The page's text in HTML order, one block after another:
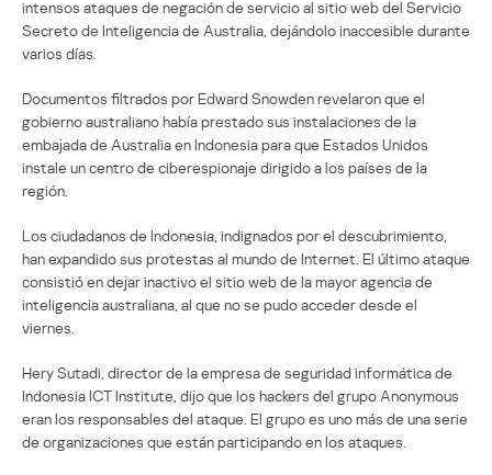
intensos ataques de negación de servicio al sitio web del Servicio
Secreto de Inteligencia de Australia, dejándolo inaccesible durante
varios días.
Documentos filtrados por Edward Snowden revelaron que el
gobierno australiano había prestado sus instalaciones de la
embajada de Australia en Indonesia para que Estados Unidos
instale un centro de ciberespionaje dirigido a los países de la
región.
Los ciudadanos de Indonesia, indignados por el descubrimiento,
han expandido sus protestas al mundo de Internet. El último ataque
consistió en dejar inactivo el sitio web de la mayor agencia de
inteligencia australiana, al que no se pudo acceder desde el
viernes.
Hery Sutadi, director de la empresa de seguridad informática de
Indonesia ICT Institute, dijo que los hackers del grupo Anonymous
eran los responsables del ataque. El grupo es uno más de una serie
de organizaciones que están participando en los ataques.